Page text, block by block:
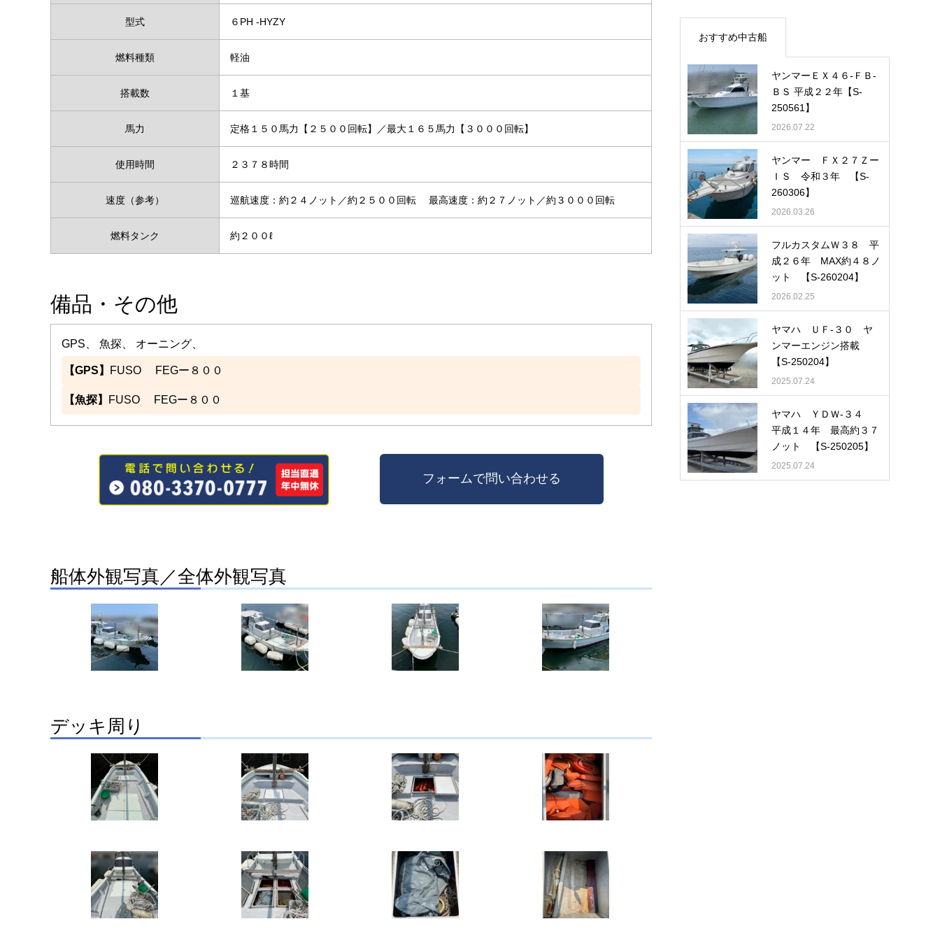
型式 ６PH -HYZY
燃料種類 軽油
搭載数 １基
馬力 定格１５０馬力【２５００回転】／最大１６５馬力【３０００回転】
使用時間 ２３７８時間
速度（参考） 巡航速度：約２４ノット／約２５００回転 最高速度：約２７ノット／約３０００回転
燃料タンク 約２００ℓ
備品・その他
GPS、 魚探、 オーニング、
【GPS】 FUSO FEGー８００
【魚探】 FUSO FEGー８００
船体外観写真／全体外観写真
デッキ周り
おすすめ中古船
ヤンマーＥＸ４６-ＦＢ-
ＢＳ 平成２２年【S-
250561】
2026.07.22
ヤンマー ＦＸ２７Ｚー
ＩＳ 令和３年 【S-
260306】
2026.03.26
フルカスタムＷ３８ 平
成２６年 MAX約４８ノ
ット 【S-260204】
2026.02.25
ヤマハ ＵＦ-３０ ヤ
ンマーエンジン搭載
【S-250204】
2025.07.24
ヤマハ ＹＤＷ-３４
平成１４年 最高約３７
ノット 【S-250205】
2025.07.24